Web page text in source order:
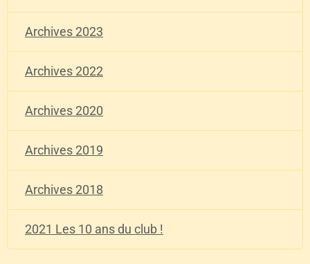
Archives 2023
Archives 2022
Archives 2020
Archives 2019
Archives 2018
2021 Les 10 ans du club !